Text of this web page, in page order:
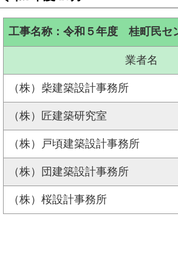
工事名称：令和５年度 桂町民セ
業者名
（株）柴建築設計事務所
（株）匠建築研究室
（株）戸頃建築設計事務所
（株）団建築設計事務所
（株）桜設計事務所